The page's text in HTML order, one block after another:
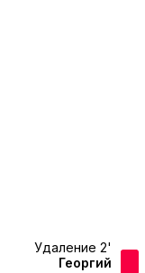
Удаление 2'
Георгий